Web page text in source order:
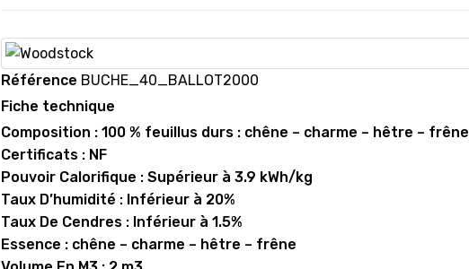
Référence BUCHE_40_BALLOT2000
Fiche technique
Composition : 100 % feuillus durs : chêne – charme – hêtre – frêne
Certificats : NF
Pouvoir Calorifique : Supérieur à 3.9 kWh/kg
Taux D’humidité : Inférieur à 20%
Taux De Cendres : Inférieur à 1.5%
Essence : chêne – charme – hêtre – frêne